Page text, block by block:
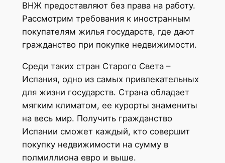
ВНЖ предоставляют без права на работу.
Рассмотрим требования к иностранным
покупателям жилья государств, где дают
гражданство при покупке недвижимости.
Среди таких стран Старого Света –
Испания, одно из самых привлекательных
для жизни государств. Страна обладает
мягким климатом, ее курорты знамениты
на весь мир. Получить гражданство
Испании сможет каждый, кто совершит
покупку недвижимости на сумму в
полмиллиона евро и выше.